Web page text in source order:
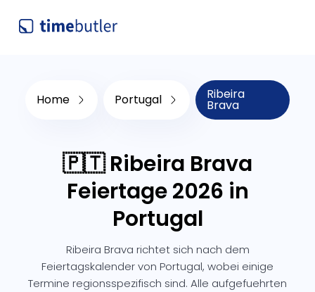
Home Portugal Ribeira
Brava
🇵🇹 Ribeira Brava
Feiertage 2026 in
Portugal
Ribeira Brava richtet sich nach dem
Feiertagskalender von Portugal, wobei einige
Termine regionsspezifisch sind. Alle aufgefuehrten